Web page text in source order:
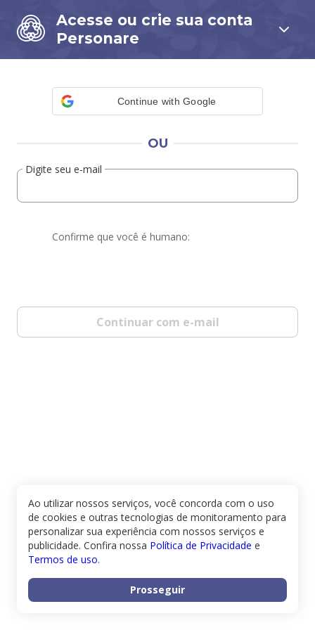
Acesse ou crie sua conta
Personare
Continue with Google
OU
Digite seu e-mail
Confirme que você é humano:
Continuar com e-mail